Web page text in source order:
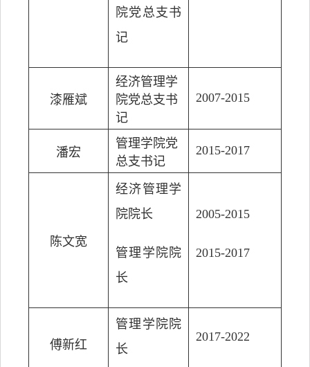
院党总支书
记
漆雁斌
经济管理学
院党总支书
记
2007-2015
潘宏
管理学院党
总支书记
2015-2017
陈文宽
经济管理学
院院长
管理学院院
长
2005-2015
2015-2017
傅新红
管理学院院
长
2017-2022